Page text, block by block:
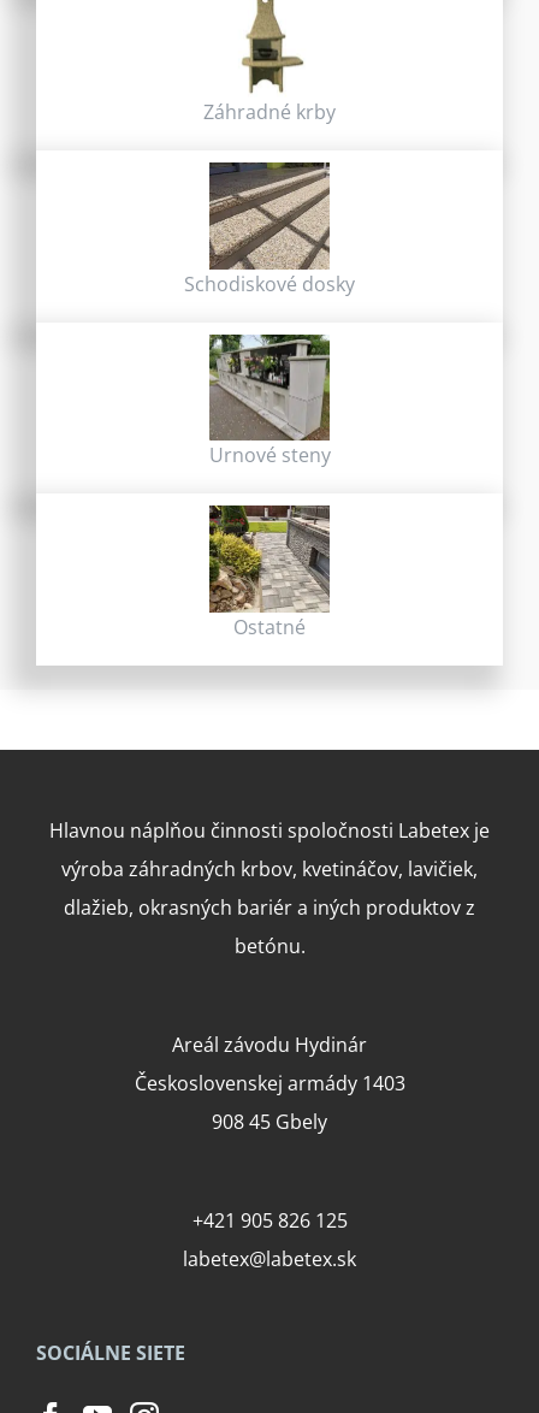
Záhradné krby
Schodiskové dosky
Urnové steny
Ostatné
Hlavnou náplňou činnosti spoločnosti Labetex je
výroba záhradných krbov, kvetináčov, lavičiek,
dlažieb, okrasných bariér a iných produktov z
betónu.
Areál závodu Hydinár
Československej armády 1403
908 45 Gbely
+421 905 826 125
labetex@labetex.sk
SOCIÁLNE SIETE